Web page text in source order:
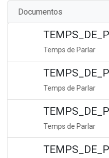
Documentos
Temps de Parlar
Temps de Parlar
Temps de Parlar